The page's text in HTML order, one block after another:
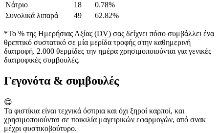
Νάτριο
18
0.78%
Συνολικά λιπαρά
49 62.82%
*Το % της Ημερήσιας Αξίας (DV) σας δείχνει πόσο συμβάλλει ένα
θρεπτικό συστατικό σε μία μερίδα τροφής στην καθημερινή
διατροφή. 2.000 θερμίδες την ημέρα χρησιμοποιούνται για γενικές
διατροφικές συμβουλές.
Γεγονότα & συμβουλές
😋
Τα φιστίκια είναι τεχνικά όσπρια και όχι ξηροί καρποί, και
χρησιμοποιούνται σε ποικιλία μαγειρικών εφαρμογών, από σνακ
μέχρι φυστικοβούτυρο.